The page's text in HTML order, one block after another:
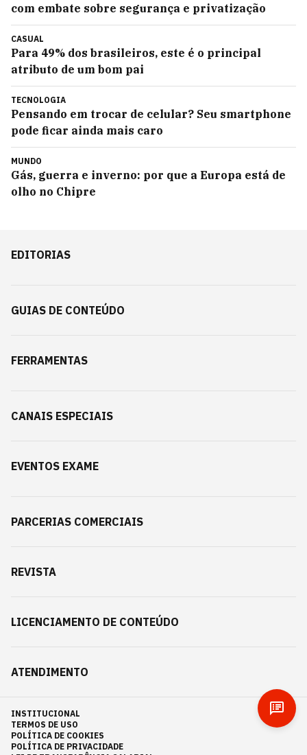
com embate sobre segurança e privatização
CASUAL
Para 49% dos brasileiros, este é o principal
atributo de um bom pai
TECNOLOGIA
Pensando em trocar de celular? Seu smartphone
pode ficar ainda mais caro
MUNDO
Gás, guerra e inverno: por que a Europa está de
olho no Chipre
EDITORIAS
GUIAS DE CONTEÚDO
FERRAMENTAS
CANAIS ESPECIAIS
EVENTOS EXAME
PARCERIAS COMERCIAIS
REVISTA
LICENCIAMENTO DE CONTEÚDO
ATENDIMENTO
INSTITUCIONAL
TERMOS DE USO
POLÍTICA DE COOKIES
POLÍTICA DE PRIVACIDADE